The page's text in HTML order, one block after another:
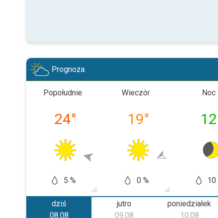
Prognoza
Popołudnie
24°
5 %
Wieczór
19°
0 %
Noc
12
10
dziś
08.08
jutro
09.08
poniedziałek
10.08